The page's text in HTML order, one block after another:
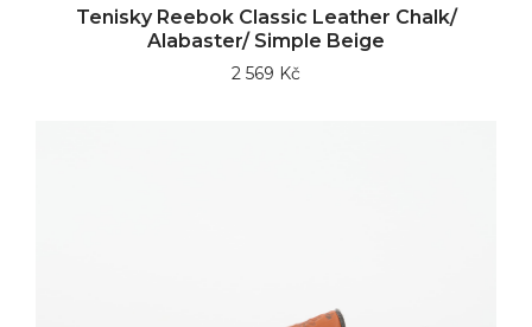
Tenisky Reebok Classic Leather Chalk/
Alabaster/ Simple Beige
2 569 Kč